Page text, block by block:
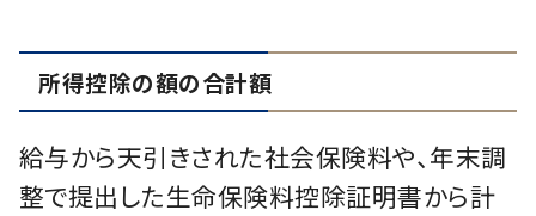
所得控除の額の合計額
給与から天引きされた社会保険料や、年末調
整で提出した生命保険料控除証明書から計